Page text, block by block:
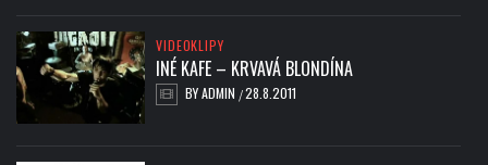
VIDEOKLIPY
INÉ KAFE – KRVAVÁ BLONDÍNA
BYADMIN /28.8.2011